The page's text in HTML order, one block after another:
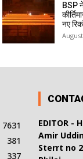
BSP
नए
7631
381
337
EDITOR -
Amir
Sterrt no